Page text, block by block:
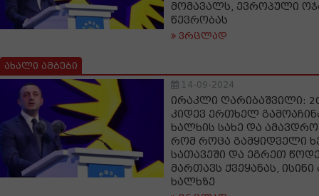
მომავალს, ევროპული
წევრობას
ვრცლად
ახალი ამბები
14-09-2024
ირაკლი ღარიბაშვილი:
კიდევ ერთხელ
ხალხის სახე და
რომ როცა გამყიდველი
სათავეში და ეგრეთ
მართავს ქვეყანას,
ხალხზე